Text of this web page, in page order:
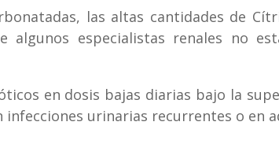
las altas cantidades de
algunos especialistas renales no
en dosis bajas diarias bajo la
urinarias recurrentes o en